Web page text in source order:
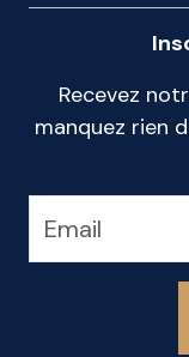
Recevez
manquez rien